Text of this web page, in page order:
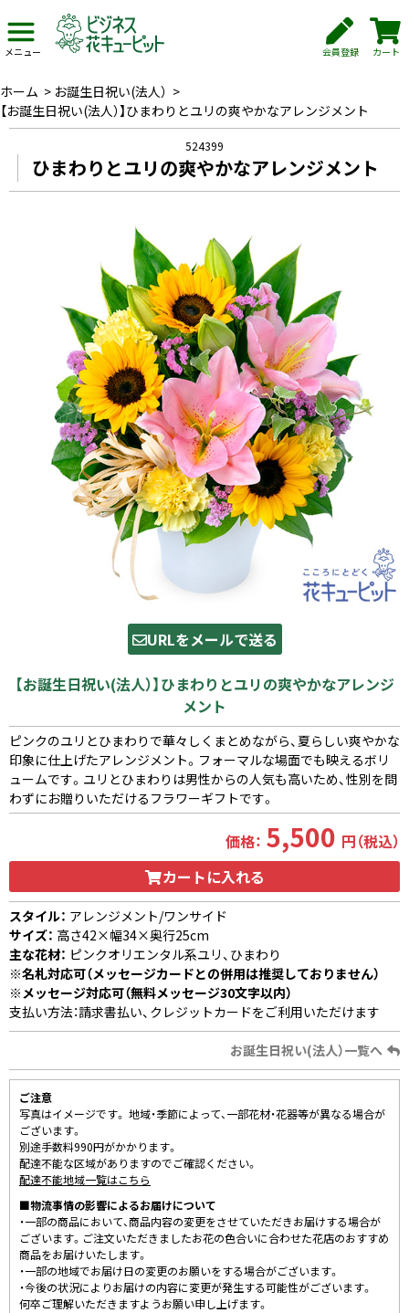
メニュー 会員登録 カート
ホーム > お誕生日祝い(法人） >
【お誕生日祝い(法人）】ひまわりとユリの爽やかなアレンジメント
524399
ひまわりとユリの爽やかなアレンジメント
URLをメールで送る
【お誕生日祝い(法人）】ひまわりとユリの爽やかなアレンジ
メント
ピンクのユリとひまわりで華々しくまとめながら、夏らしい爽やかな
印象に仕上げたアレンジメント。フォーマルな場面でも映えるボリ
ュームです。ユリとひまわりは男性からの人気も高いため、性別を問
わずにお贈りいただけるフラワーギフトです。
価格： 5,500 円（税込）
カートに入れる
スタイル： アレンジメント/ワンサイド
サイズ： 高さ42×幅34×奥行25cm
主な花材： ピンクオリエンタル系ユリ、ひまわり
※名札対応可（メッセージカードとの併用は推奨しておりません）
※メッセージ対応可（無料メッセージ30文字以内）
支払い方法：請求書払い、クレジットカードをご利用いただけます
お誕生日祝い(法人）一覧へ
ご注意
写真はイメージです。 地域・季節によって、一部花材・花器等が異なる場合が
ございます。
別途手数料990円がかかります。
配達不能な区域がありますのでご確認ください。
配達不能地域一覧はこちら
■物流事情の影響によるお届けについて
・一部の商品において、商品内容の変更をさせていただきお届けする場合が
ございます。ご注文いただきましたお花の色合いに合わせた花店のおすすめ
商品をお届けいたします。
・一部の地域でお届け日の変更のお願いをする場合がございます。
・今後の状況によりお届けの内容に変更が発生する可能性がございます。
何卒ご理解いただきますようお願い申し上げます。